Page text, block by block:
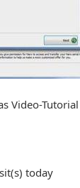
Video-
today